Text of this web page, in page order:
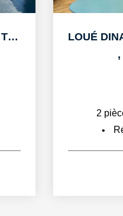
LOUÉ DINARD APPARTEMENT T2 MEUBLE DE 30M2
2